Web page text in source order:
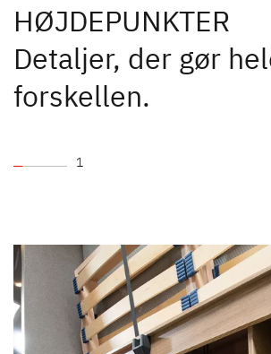
HØJDEPUNKTER
Detaljer, der gør
forskellen.
1